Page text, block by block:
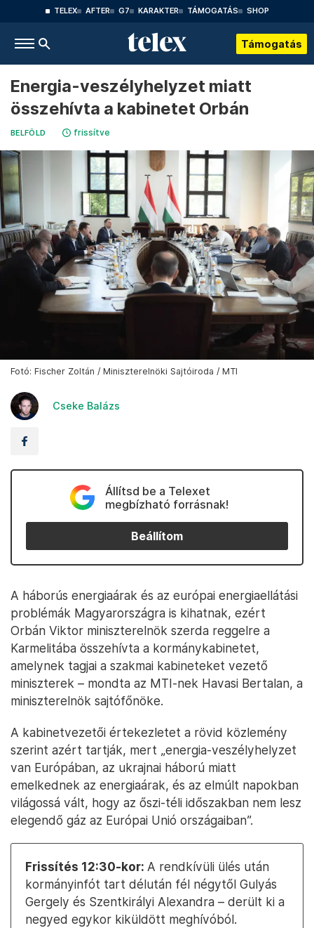
TELEX AFTER G7 KARAKTER TÁMOGATÁS SHOP
Támogatás
Energia-veszélyhelyzet miatt
összehívta a kabinetet Orbán
BELFÖLD frissítve
Fotó: Fischer Zoltán / Miniszterelnöki Sajtóiroda / MTI
Cseke Balázs
Állítsd be a Telexet
megbízható forrásnak!
Beállítom
A háborús energiaárak és az európai energiaellátási
problémák Magyarországra is kihatnak, ezért
Orbán Viktor miniszterelnök szerda reggelre a
Karmelitába összehívta a kormánykabinetet,
amelynek tagjai a szakmai kabineteket vezető
miniszterek – mondta az MTI-nek Havasi Bertalan, a
miniszterelnök sajtófőnöke.
A kabinetvezetői értekezletet a rövid közlemény
szerint azért tartják, mert „energia-veszélyhelyzet
van Európában, az ukrajnai háború miatt
emelkednek az energiaárak, és az elmúlt napokban
világossá vált, hogy az őszi-téli időszakban nem lesz
elegendő gáz az Európai Unió országaiban”.
Frissítés 12:30-kor: A rendkívüli ülés után
kormányinfót tart délután fél négytől Gulyás
Gergely és Szentkirályi Alexandra – derült ki a
negyed egykor kiküldött meghívóból.